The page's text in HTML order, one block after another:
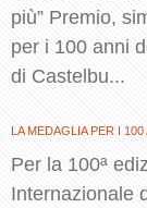
più” Premio,
per i 100 anni
di Castelbu...
LA MEDAGLIA PER I
Per la 100ª
Internazionale